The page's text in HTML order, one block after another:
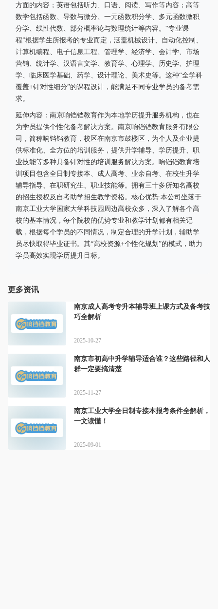
方面的内容；英语包括听力、口语、阅读、写作等内容；高等
数学包括函数、导数与微分、一元函数积分学、多元函数微积
分学、线性代数、部分概率论与数理统计等内容。“专业课
程”根据学生所报考的专业而定，涵盖机械设计、自动化控制、
计算机编程、电子信息工程、管理学、经济学、会计学、市场
营销、统计学、汉语言文学、教育学、心理学、历史学、护理
学、临床医学基础、药学、设计理论、美术史等。这种“全学科
覆盖+针对性细分”的课程设计，能满足不同专业学员的备考需
求。
延伸内容：南京响铛铛教育作为本地学历提升服务机构，也在
为学员提供个性化备考解决方案。南京响铛铛教育服务有限公
司，简称响铛铛教育，校区在南京市鼓楼区，为个人及企业提
供标准化、全方位的培训服务，提供升学辅导、学历提升、职
业技能等多种具备针对性的培训服务解决方案。响铛铛教育培
训项目包含全日制专接本、成人高考、业余自考、在校生升学
辅导指导、在职研究生、职业技能等。拥有三十多所知名高校
的招生授权及自考助学招生教学资格。核心优势:本公司坐落于
南京工业大学国家大学科技园周边高校众多，深入了解各个高
校的基本情况，每个院校的优势专业和教学计划都有相关记
载，根据每个学员的不同情况，制定合理的升学计划，辅助学
员尽快取得毕业证书。其“高校资源+个性化规划”的模式，助力
学员高效实现学历提升目标。
更多资讯
南京成人高考专升本辅导班上课方式及备考技
巧全解析
2025-10-27
南京市初高中升学辅导适合谁？这些路径和人
群一定要搞清楚
2025-11-27
南京工业大学全日制专接本报考条件全解析，
一文读懂！
2025-09-01